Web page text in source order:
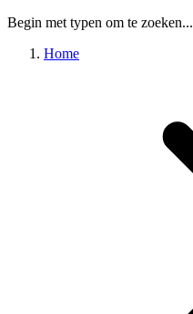
Begin met typen om te zoeken...
Home